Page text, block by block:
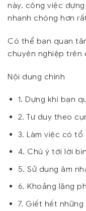
này, công việc
nhanh chóng hơn
Có thể bạn quan
chuyên nghiệp trên
Nội dung chính
1. Dựng khi bạn
2. Tư duy theo
3. Làm việc có tổ
4. Chú ý tới lời
5. Sử dụng âm
6. Khoảng lặng
7. Giết hết